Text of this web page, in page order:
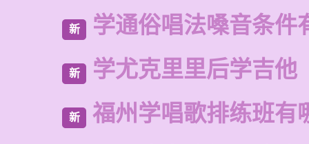
新 学通俗唱法嗓音条件
新 学尤克里里后学吉他
新 福州学唱歌排练班有